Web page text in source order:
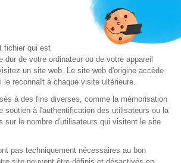
demande
fichier qui est
dur de votre ordinateur ou de votre appareil
un site web. Le site web d'origine accède
le reconnaît à chaque visite ultérieure.
à des fins diverses, comme la mémorisation
soutien à l'authentification des utilisateurs ou la
sur le nombre d'utilisateurs qui visitent le site
pas techniquement nécessaires au bon
site peuvent être définis et désactivés en